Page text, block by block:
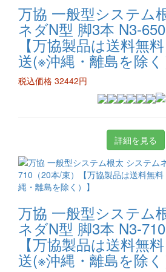
万協 一般型システム
ネダN型 脚3本 N3-650
【万協製品は送料無
送(※沖縄・離島を除く
税込価格 32442円
詳細を見る
万協 一般型システム
ネダN型 脚3本 N3-710
【万協製品は送料無
送(※沖縄・離島を除く